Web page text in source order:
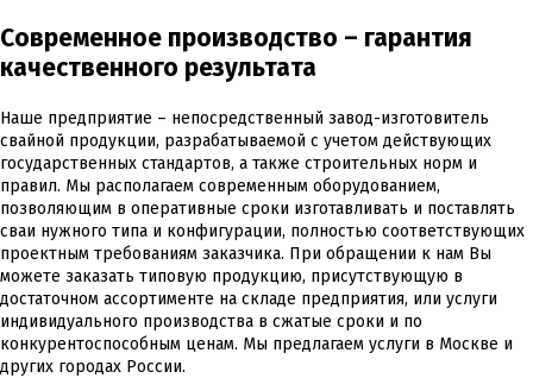
Современное производство – гарантия
качественного результата
Наше предприятие – непосредственный завод-изготовитель
свайной продукции, разрабатываемой с учетом действующих
государственных стандартов, а также строительных норм и
правил. Мы располагаем современным оборудованием,
позволяющим в оперативные сроки изготавливать и поставлять
сваи нужного типа и конфигурации, полностью соответствующих
проектным требованиям заказчика. При обращении к нам Вы
можете заказать типовую продукцию, присутствующую в
достаточном ассортименте на складе предприятия, или услуги
индивидуального производства в сжатые сроки и по
конкурентоспособным ценам. Мы предлагаем услуги в Москве и
других городах России.